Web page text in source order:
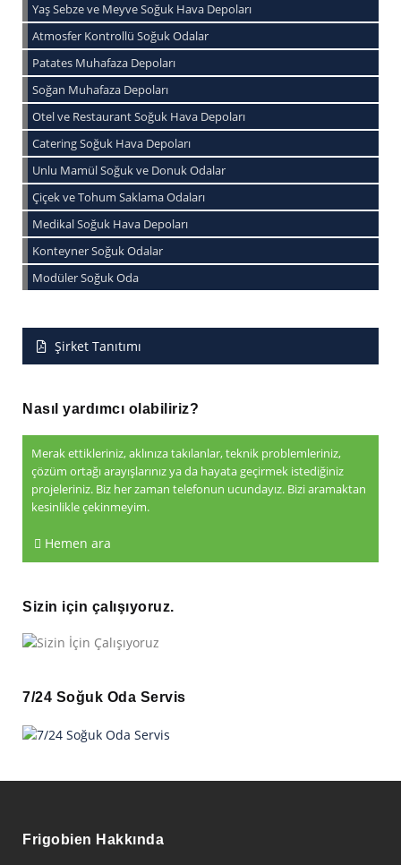
Yaş Sebze ve Meyve Soğuk Hava Depoları
Atmosfer Kontrollü Soğuk Odalar
Patates Muhafaza Depoları
Soğan Muhafaza Depoları
Otel ve Restaurant Soğuk Hava Depoları
Catering Soğuk Hava Depoları
Unlu Mamül Soğuk ve Donuk Odalar
Çiçek ve Tohum Saklama Odaları
Medikal Soğuk Hava Depoları
Konteyner Soğuk Odalar
Modüler Soğuk Oda
Şirket Tanıtımı
Nasıl yardımcı olabiliriz?
Merak ettikleriniz, aklınıza takılanlar, teknik problemleriniz,
çözüm ortağı arayışlarınız ya da hayata geçirmek istediğiniz
projeleriniz. Biz her zaman telefonun ucundayız. Bizi aramaktan
kesinlikle çekinmeyim.
Hemen ara
Sizin için çalışıyoruz.
7/24 Soğuk Oda Servis
Frigobien Hakkında